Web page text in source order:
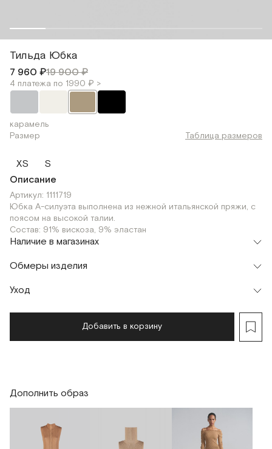
Тильда Юбка
7 960 ₽19 900 ₽
4 платежа по 1990 ₽ >
карамель
Размер
Таблица размеров
XS
S
Описание
Артикул: 1111719
Юбка А-силуэта выполнена из нежной итальянской пряжи, с
поясом на высокой талии.
Состав: 91% вискоза, 9% эластан
Наличие в магазинах
Шоурум
г. Москва, Малая Бронная 24/3
XSS
Обмеры изделия
Уход
Добавить в корзину
Дополнить образ